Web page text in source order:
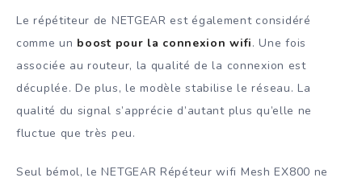
Le répétiteur de NETGEAR est également considéré
comme un boost pour la connexion wifi. Une fois
associée au routeur, la qualité de la connexion est
décuplée. De plus, le modèle stabilise le réseau. La
qualité du signal s’apprécie d’autant plus qu’elle ne
fluctue que très peu.
Seul bémol, le NETGEAR Répéteur wifi Mesh EX800 ne